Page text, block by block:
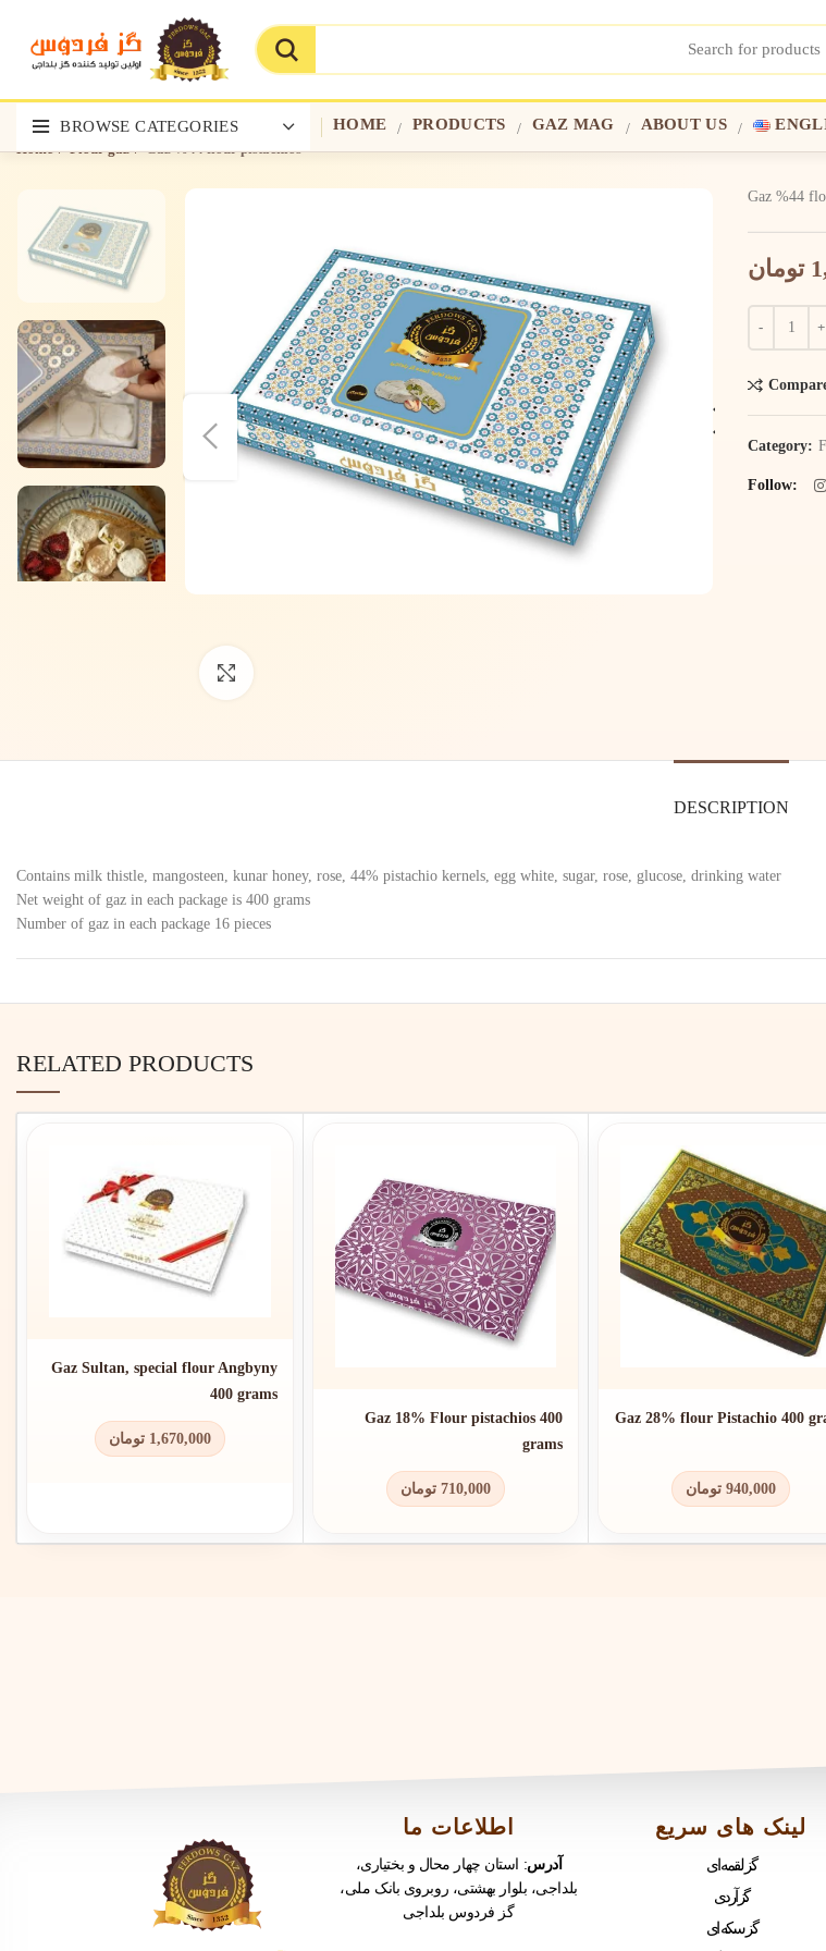
BROWSE CATEGORIES HOME PRODUCTS GAZ MAG ABOUT US
Home Flour gaz Gaz %44 flour pistachios
Gaz %44
تومان
Category:
Follow
DESCRIPTION
Contains milk thistle, mangosteen, kunar honey, rose, 44% pistachio kernels, egg white, sugar, rose, glucose, drinking water
Net weight of gaz in each package is 400 grams
Number of gaz in each package 16 pieces
RELATED PRODUCTS
Gaz Sultan, special flour Angbyny
400 grams
1,670,000 تومان
Gaz 18% Flour pistachios 400
grams
710,000 تومان
Gaz 28% flour Pistachio 400
940,000 تومان
اطلاعات ما
آدرس: استان چهار محال و بختیاری،
بلداجی، بلوار بهشتی، روبروی بانک ملی،
گز فردوس بلداجی
لینک های سریع
گز لقمه ای
گز آردی
گز سکه ای